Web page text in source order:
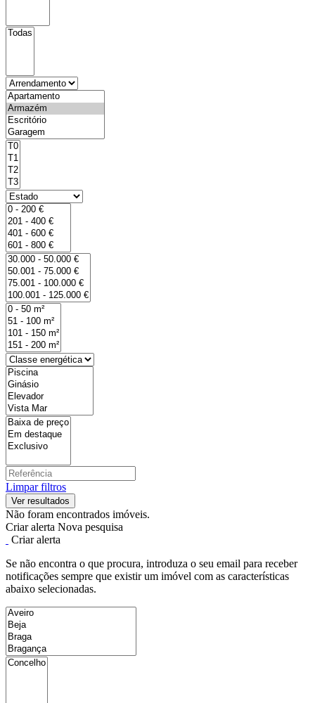
Limpar filtros
Não foram encontrados imóveis.
Criar alerta Nova pesquisa
Criar alerta
Se não encontra o que procura, introduza o seu email para receber
notificações sempre que existir um imóvel com as características
abaixo selecionadas.